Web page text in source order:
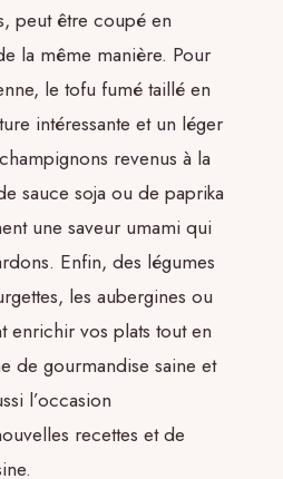
peut être coupé en
la même manière. Pour
le tofu fumé taillé en
intéressante et un léger
revenus à la
sauce soja ou de paprika
une saveur umami qui
Enfin, des légumes
les aubergines ou
enrichir vos plats tout en
de gourmandise saine et
l’occasion
recettes et de